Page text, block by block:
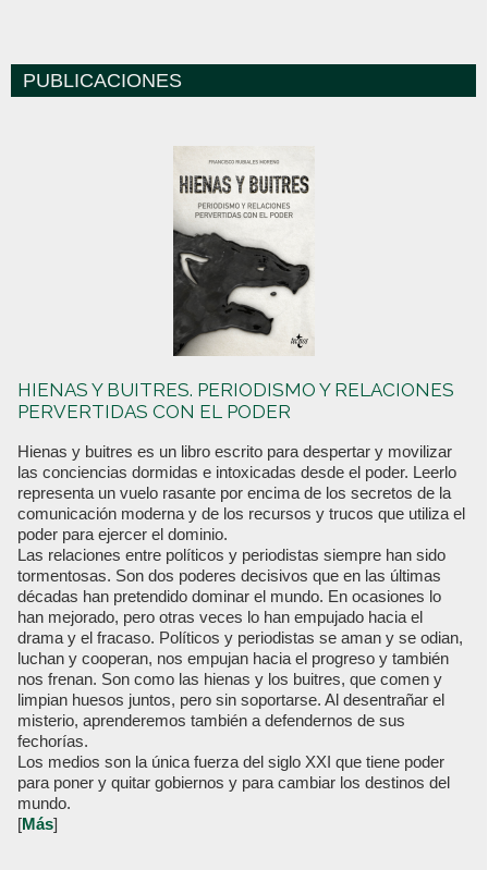
PUBLICACIONES
HIENAS Y BUITRES. PERIODISMO Y RELACIONES
PERVERTIDAS CON EL PODER
Hienas y buitres es un libro escrito para despertar y movilizar
las conciencias dormidas e intoxicadas desde el poder. Leerlo
representa un vuelo rasante por encima de los secretos de la
comunicación moderna y de los recursos y trucos que utiliza el
poder para ejercer el dominio.
Las relaciones entre políticos y periodistas siempre han sido
tormentosas. Son dos poderes decisivos que en las últimas
décadas han pretendido dominar el mundo. En ocasiones lo
han mejorado, pero otras veces lo han empujado hacia el
drama y el fracaso. Políticos y periodistas se aman y se odian,
luchan y cooperan, nos empujan hacia el progreso y también
nos frenan. Son como las hienas y los buitres, que comen y
limpian huesos juntos, pero sin soportarse. Al desentrañar el
misterio, aprenderemos también a defendernos de sus
fechorías.
Los medios son la única fuerza del siglo XXI que tiene poder
para poner y quitar gobiernos y para cambiar los destinos del
mundo.
[Más]